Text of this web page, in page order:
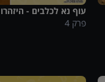
עוף נא לכלבים - היזהרו
פרק 4